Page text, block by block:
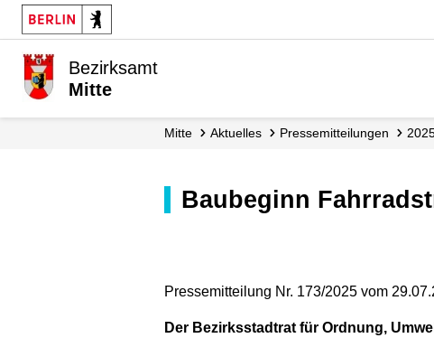
Bezirksamt
Mitte
Mitte Aktuelles Presse­mitteilungen
Baubeginn
Pressemitteilung Nr. 173/2025 vom
Der Bezirksstadtrat für Ordnung,